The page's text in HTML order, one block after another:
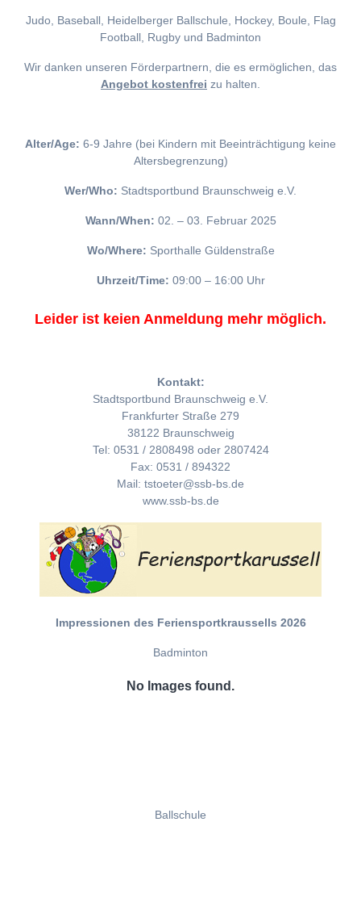
Judo, Baseball, Heidelberger Ballschule, Hockey, Boule, Flag
Football, Rugby und Badminton
Wir danken unseren Förderpartnern, die es ermöglichen, das
Angebot kostenfrei zu halten.
Alter/Age: 6-9 Jahre (bei Kindern mit Beeinträchtigung keine
Altersbegrenzung)
Wer/Who: Stadtsportbund Braunschweig e.V.
Wann/When: 02. – 03. Februar 2025
Wo/Where: Sporthalle Güldenstraße
Uhrzeit/Time: 09:00 – 16:00 Uhr
Leider ist keien Anmeldung mehr möglich.
Kontakt:
Stadtsportbund Braunschweig e.V.
Frankfurter Straße 279
38122 Braunschweig
Tel: 0531 / 2808498 oder 2807424
Fax: 0531 / 894322
Mail: tstoeter@ssb-bs.de
www.ssb-bs.de
Impressionen des Feriensportkraussells 2026
Badminton
No Images found.
Ballschule